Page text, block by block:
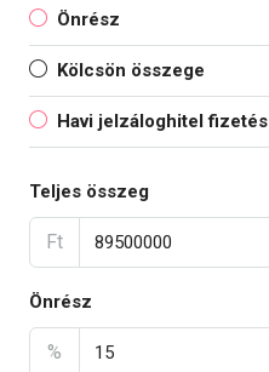
Önrész
Kölcsön összege
Havi jelzáloghitel fizetés
Teljes összeg
Ft
Önrész
%